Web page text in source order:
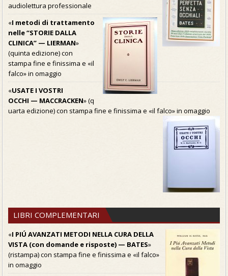
audiolettura professionale
«I metodi di trattamento
nelle “STORIE DALLA
CLINICA” — LIERMAN»
(quinta edizione) con
stampa fine e finissima e «il
falco» in omaggio
«USATE I VOSTRI
OCCHI — MACCRACKEN» (q
uarta edizione) con stampa fine e finissima e «il falco» in omaggio
LIBRI COMPLEMENTARI
«I PIÚ AVANZATI METODI NELLA CURA DELLA
VISTA (con domande e risposte) — BATES»
(ristampa) con stampa fine e finissima e «il falco»
in omaggio